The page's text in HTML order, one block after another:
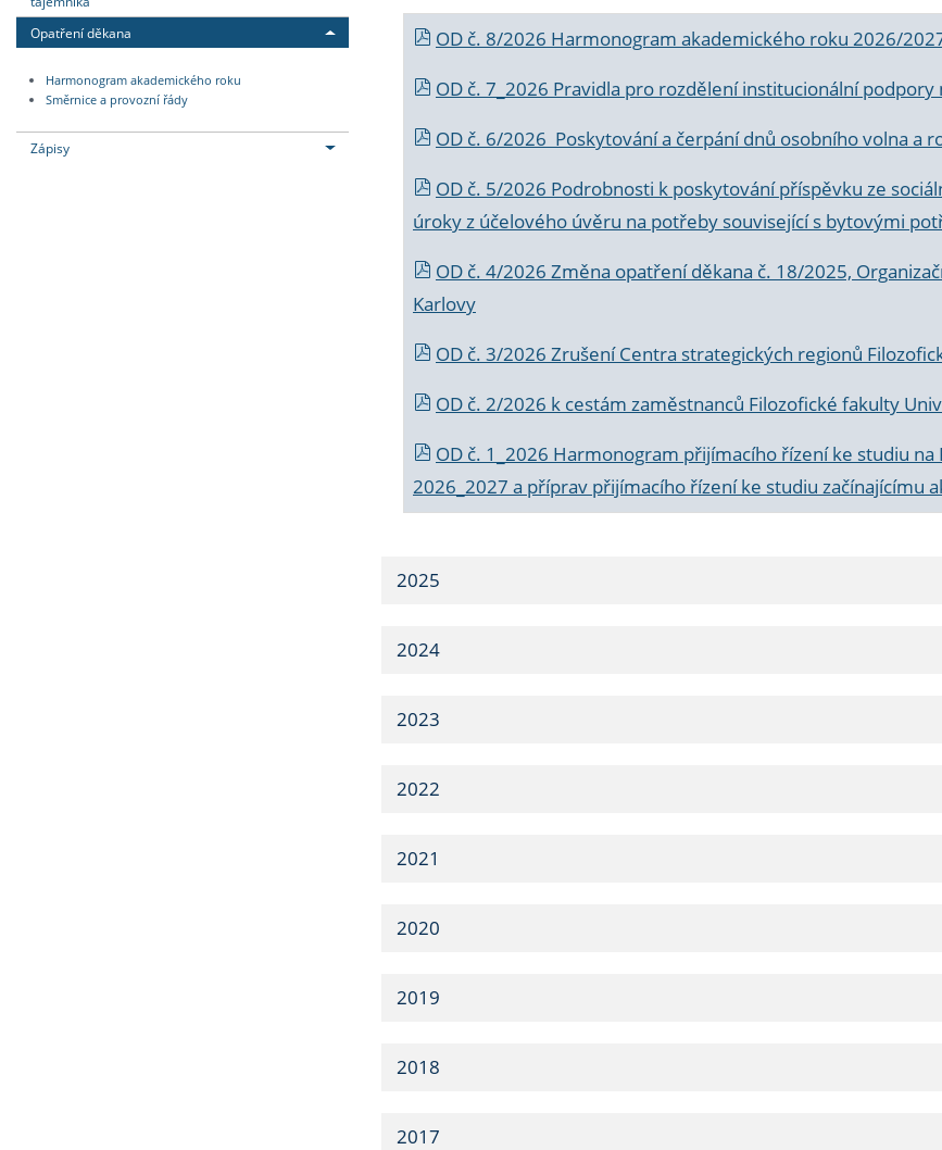
Opatření děkana
Harmonogram akademického roku
Směrnice a provozní řády
Zápisy
OD č. 8/2026 Harmonogram akademického roku 2026/
OD č. 7_2026 Pravidla pro rozdělení institucionální
OD č. 6/2026 Poskytování a čerpání dnů osobního volna a
OD č. 5/2026 Podrobnosti k poskytování příspěvku ze
úroky z účelového úvěru na potřeby související s bytovými
OD č. 4/2026 Změna opatření děkana č. 18/2025,
Karlovy
OD č. 3/2026 Zrušení Centra strategických regionů
OD č. 2/2026 k cestám zaměstnanců Filozofické fakulty
OD č. 1_2026 Harmonogram přijímacího řízení ke studiu
2026_2027 a příprav přijímacího řízení ke studiu začínajícímu
2025
2024
2023
2022
2021
2020
2019
2018
2017